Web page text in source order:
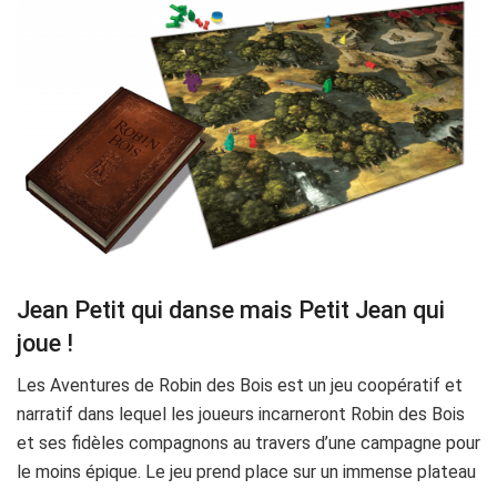
Jean Petit qui danse mais Petit Jean qui
joue !
Les Aventures de Robin des Bois est un jeu coopératif et
narratif dans lequel les joueurs incarneront Robin des Bois
et ses fidèles compagnons au travers d’une campagne pour
le moins épique. Le jeu prend place sur un immense plateau